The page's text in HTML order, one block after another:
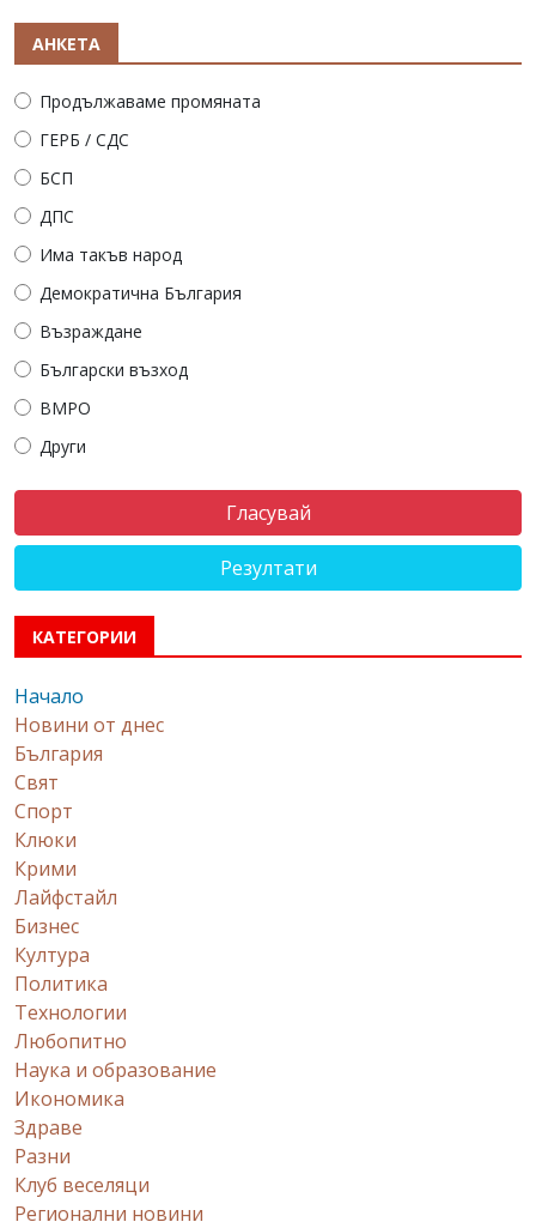
АНКЕТА
Продължаваме промяната
ГЕРБ / СДС
БСП
ДПС
Има такъв народ
Демократична България
Възраждане
Български възход
ВМРО
Други
Резултати
КАТЕГОРИИ
Начало
Новини от днес
България
Свят
Спорт
Клюки
Крими
Лайфстайл
Бизнес
Култура
Политика
Технологии
Любопитно
Наука и образование
Икономика
Здраве
Разни
Клуб веселяци
Регионални новини